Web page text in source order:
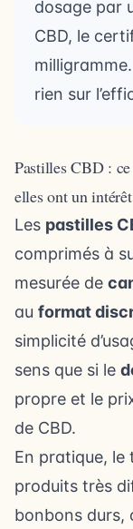
dosage par
CBD, le
rien sur
Pastilles CBD : ce
elles ont un intérêt
Les pastilles
comprimés à
mesurée de
au format
simplicité
sens que si le
propre et le
de CBD.
En pratique, le
produits très
bonbons durs,